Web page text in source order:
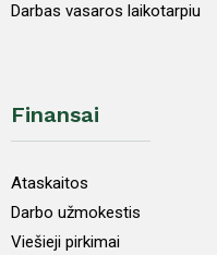
Darbas vasaros laikotarpiu
Finansai
Ataskaitos
Darbo užmokestis
Viešieji pirkimai